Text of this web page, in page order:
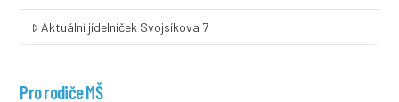
Aktuální jídelníček Svojsíkova 7
Pro rodiče MŠ